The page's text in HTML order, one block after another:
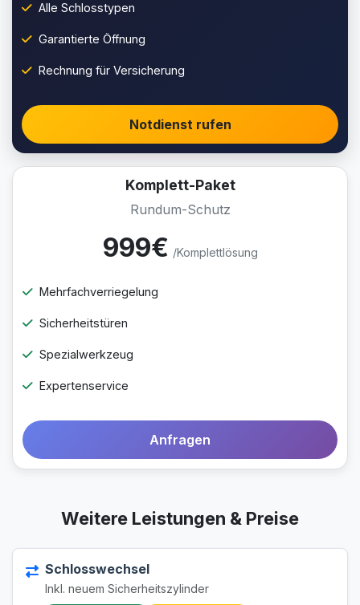
Alle Schlosstypen
Garantierte Öffnung
Rechnung für Versicherung
Notdienst rufen
Komplett-Paket
Rundum-Schutz
999€ /Komplettlösung
Mehrfachverriegelung
Sicherheitstüren
Spezialwerkzeug
Expertenservice
Anfragen
Weitere Leistungen & Preise
Schlosswechsel
Inkl. neuem Sicherheitszylinder